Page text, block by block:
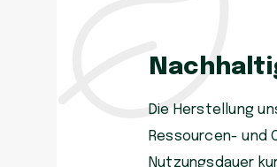
Die Herstellung
Ressourcen- und
Nutzungsdauer